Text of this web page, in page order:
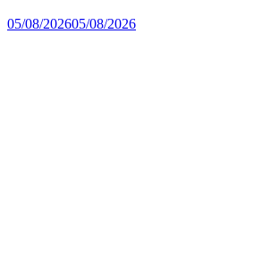
05/08/202605/08/2026